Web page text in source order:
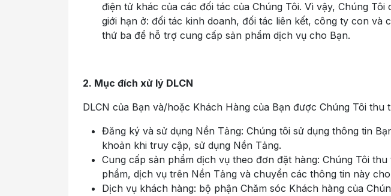
điện tử khác của các đối tác của Chúng Tôi. Vì vậy, Chúng
giới hạn ở: đối tác kinh doanh, đối tác liên kết, công ty con
thứ ba để hỗ trợ cung cấp sản phẩm dịch vụ cho Bạn.
2. Mục đích xử lý DLCN
DLCN của Bạn và/hoặc Khách Hàng của Bạn được Chúng Tôi
Đăng ký và sử dụng Nền Tảng: Chúng tôi sử dụng thông tin
khoản khi truy cập, sử dụng Nền Tảng.
Cung cấp sản phẩm dịch vụ theo đơn đặt hàng: Chúng Tôi
phẩm, dịch vụ trên Nền Tảng và chuyển các thông tin này
Dịch vụ khách hàng: bộ phận Chăm sóc Khách hàng của